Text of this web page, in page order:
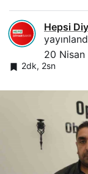
Hepsi
20 Nisan
2dk, 2sn